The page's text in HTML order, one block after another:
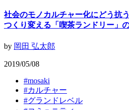
社会のモノカルチャー化にどう抗
つくり変える「喫茶ランドリー」
by 岡田 弘太郎
2019/05/08
#mosaki
#カルチャー
#グランドレベル